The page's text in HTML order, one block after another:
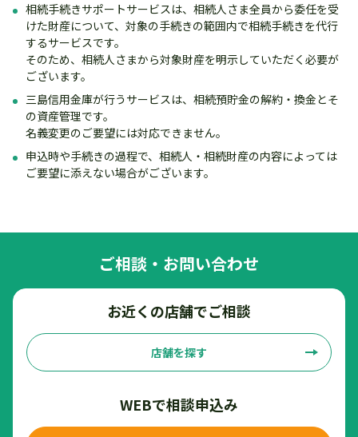
相続手続きサポートサービスは、相続人さま全員から委任を受
けた財産について、対象の手続きの範囲内で相続手続きを代行
するサービスです。
そのため、相続人さまから対象財産を明示していただく必要が
ございます。
三島信用金庫が行うサービスは、相続預貯金の解約・換金とそ
の資産管理です。
名義変更のご要望には対応できません。
申込時や手続きの過程で、相続人・相続財産の内容によっては
ご要望に添えない場合がございます。
ご相談・お問い合わせ
お近くの店舗でご相談
店舗を探す
WEBで相談申込み